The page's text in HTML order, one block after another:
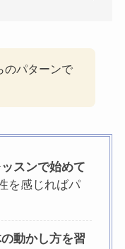
のパターンで
スンで始めて
を感じればパ
動かし方を習